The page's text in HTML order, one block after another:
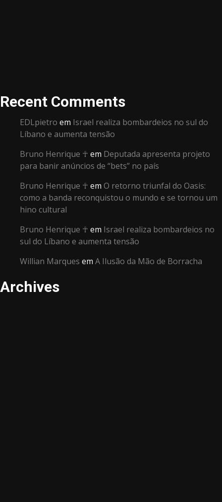
Recent Comments
EDLpietro em Israel realiza bombardeios no sul do
Líbano e aumenta tensão
Bruno Henrique ☥ em Deputada apresenta projeto
para banir anúncios de “bets” no país
Bruno Henrique ☥ em O retorno triunfal do Oasis:
como a banda reconquistou o mundo e se tornou um
hino cultural
Bruno Henrique ☥ em Israel realiza bombardeios no
sul do Líbano e aumenta tensão
Willian Marques em A Ilusão da Mão de Borracha
Archives